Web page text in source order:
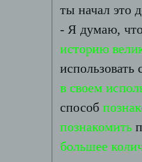
ты начал это
- Я думаю,
историю
в своем
способ
познакомить
большее